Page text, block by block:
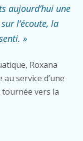
aujourd’hui une
l’écoute, la
»
Roxana
service d’une
tournée vers la